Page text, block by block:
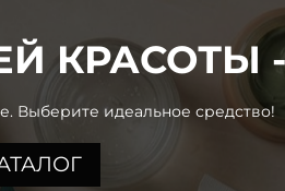
КРАСОТЫ
Выберите идеальное средство!